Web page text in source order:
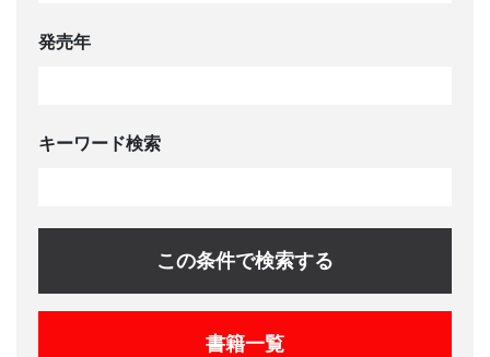
発売年
キーワード検索
この条件で検索する
書籍一覧